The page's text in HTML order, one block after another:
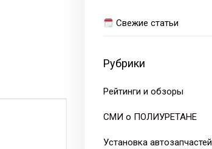
Свежие статьи
Рубрики
Рейтинги и обзоры
СМИ о ПОЛИУРЕТАНЕ
Установка автозапчастей